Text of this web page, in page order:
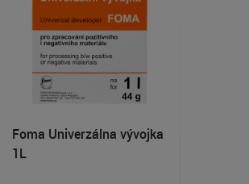
Foma Univerzálna vývojka
1L